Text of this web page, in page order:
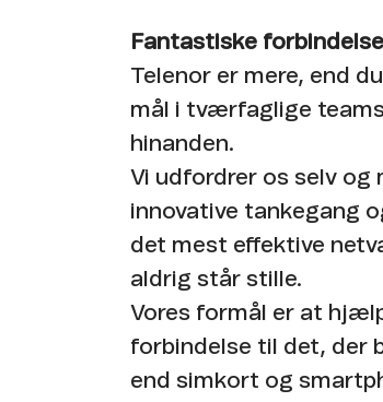
Fantastiske
Telenor er mere, end
mål i tværfaglige
hinanden.​
Vi udfordrer os selv og
innovative tankegang
det mest effektive
aldrig står stille. ​
Vores formål er at
forbindelse til det, der
end simkort og